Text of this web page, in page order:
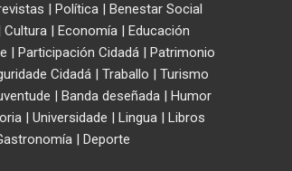
| Política| Benestar Social
Cultura | Economía | Educación
| Participación Cidadá| Patrimonio
Cidadá | Traballo | Turismo
| Banda deseñada | Humor
| Universidade | Lingua| Libros
| Deporte